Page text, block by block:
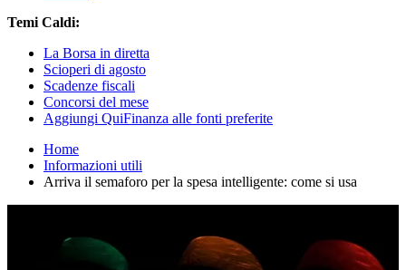
Temi Caldi:
La Borsa in diretta
Scioperi di agosto
Scadenze fiscali
Concorsi del mese
Aggiungi QuiFinanza alle fonti preferite
Home
Informazioni utili
Arriva il semaforo per la spesa intelligente: come si usa